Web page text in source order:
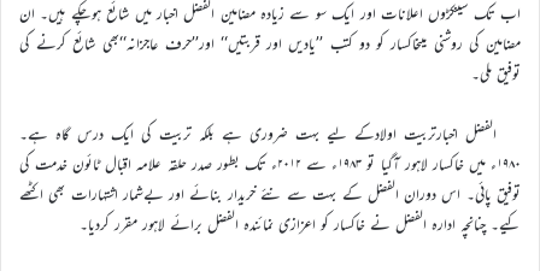
اب تک سینکڑوں اعلانات اور ایک سو سے زیادہ مضامین الفضل اخبار میں شائع ہوچکے ہیں۔ ان
مضامین کی روشنی میںخاکسار کو دو کتب ’’یادیں اور قربتیں‘‘ اور’’حرف عاجزانہ‘‘بھی شائع کرنے کی
توفیق ملی۔
الفضل اخبارتربیت اولادکے لیے بہت ضروری ہے بلکہ تربیت کی ایک درس گاہ ہے۔
۱۹۸۰ء میں خاکسار لاہور آگیا تو ۱۹۸۳ء سے ۲۰۱۲ء تک بطور صدر حلقہ علامہ اقبال ٹائون خدمت کی
توفیق پائی۔ اس دوران الفضل کے بہت سے نئے خریدار بنائے اور بےشمار اشتہارات بھی اکٹھے
کیے۔ چنانچہ ادارہ الفضل نے خاکسار کو اعزازی نمائندہ الفضل برائے لاہور مقرر کردیا۔